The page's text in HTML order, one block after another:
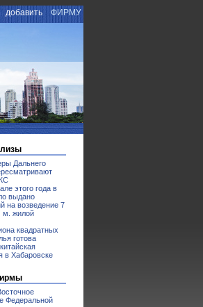
добавить ФИРМУ
Дальнего
этого года в
выдано
на возведение 7
м. жилой
квадратных
готова
в Хабаровске
Федеральной